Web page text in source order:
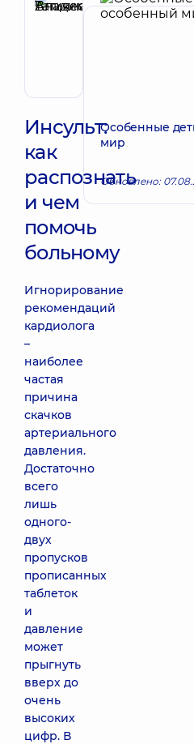
Татьяна
Инсульт:
как
распознать
и чем
помочь
больному
Игнорирование
рекомендаций
кардиолога
–
наиболее
частая
причина
скачков
артериального
давления.
Достаточно
всего
лишь
одного-
двух
пропусков
прописанных
таблеток
и
давление
может
прыгнуть
вверх до
очень
высоких
цифр. В
Особенные
мир
Обновлено: